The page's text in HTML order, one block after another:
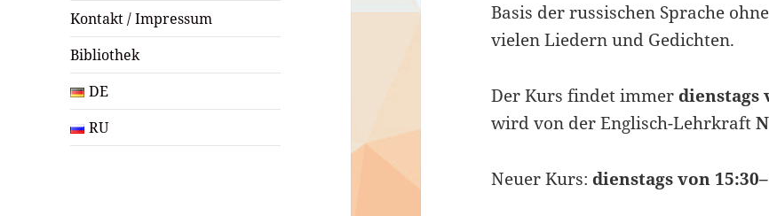
Kontakt / Impressum
Bibliothek
DE
RU
Basis der russischen Sprache
vielen Liedern und Gedichten.
Der Kurs findet immer dienstags
wird von der Englisch-Lehrkraft
Neuer Kurs: dienstags von